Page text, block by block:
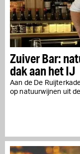
Zuiver Bar:
dak aan het IJ
Aan de De
op natuurwijnen uit